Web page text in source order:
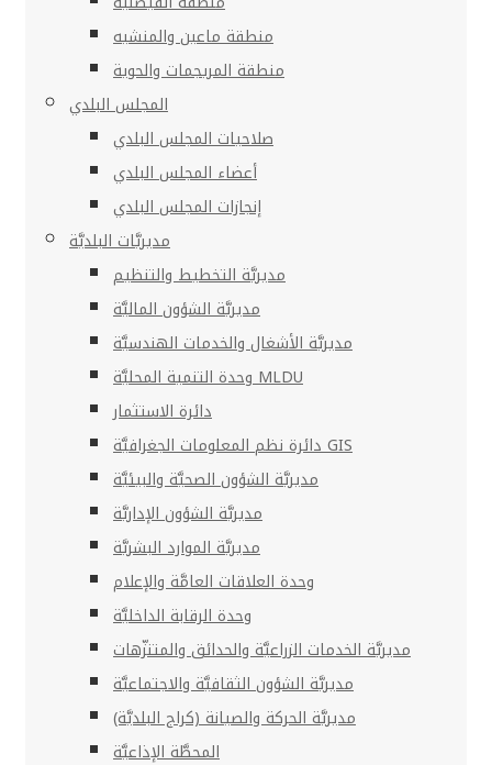
منطقة ماعين والمنشيه
منطقة المريجمات والحوية
المجلس البلدي
صلاحيات المجلس البلدي
أعضاء المجلس البلدي
إنجازات المجلس البلدي
مديريَّات البلديَّة
مديريَّة التخطيط والتنظيم
مديريَّة الشؤون الماليَّة
مديريَّة الأشغال والخدمات الهندسيَّة
وحدة التنمية المحليَّة MLDU
دائرة الاستثمار
دائرة نظم المعلومات الجغرافيَّة GIS
مديريَّة الشؤون الصحيَّة والبيئيَّة
مديريَّة الشؤون الإداريَّة
مديريَّة الموارد البشريَّة
وحدة العلاقات العامَّة والإعلام
وحدة الرقابة الداخليَّة
مديريَّة الخدمات الزراعيَّة والحدائق والمتنزّهات
مديريَّة الشؤون الثقافيَّة والاجتماعيَّة
مديريَّة الحركة والصيانة (كراج البلديَّة)
المحطَّة الإذاعيَّة